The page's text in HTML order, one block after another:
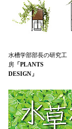
水槽学部部長の研究工
房「PLANTS
DESIGN」